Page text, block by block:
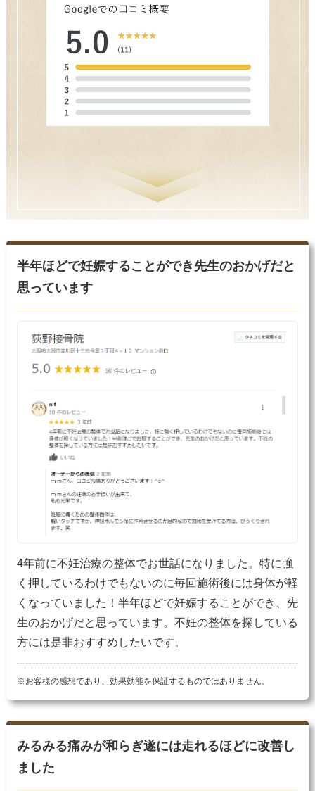
半年ほどで妊娠することができ先生のおかげだと
思っています
4年前に不妊治療の整体でお世話になりました。特に強
く押しているわけでもないのに毎回施術後には身体が軽
くなっていました！半年ほどで妊娠することができ、先
生のおかげだと思っています。不妊の整体を探している
方には是非おすすめしたいです。
※お客様の感想であり、効果効能を保証するものではありません。
みるみる痛みが和らぎ遂には走れるほどに改善し
ました